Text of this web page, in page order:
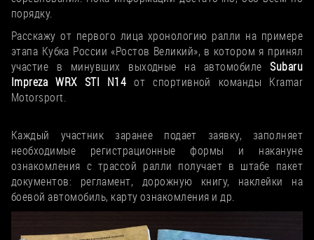
порядку.
Расскажу от первого лица хронологию ралли на примере
этапа Кубка России «Ростов Великий», в котором я принял
участие в минувших выходные на автомобиле Subaru
Impreza WRX STI N14 от спортивной команды Kramar
Motorsport.
Каждый участник заранее подает заявку, заполняет
необходимые регистрационные формы и накануне
ознакомления с трассой ралли получает в штабе пакет
документов: регламент, дорожную книгу, наклейки на
боевой автомобиль, карту ознакомления и др.